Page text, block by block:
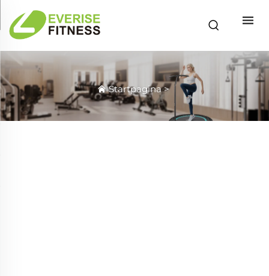
Startpagina>